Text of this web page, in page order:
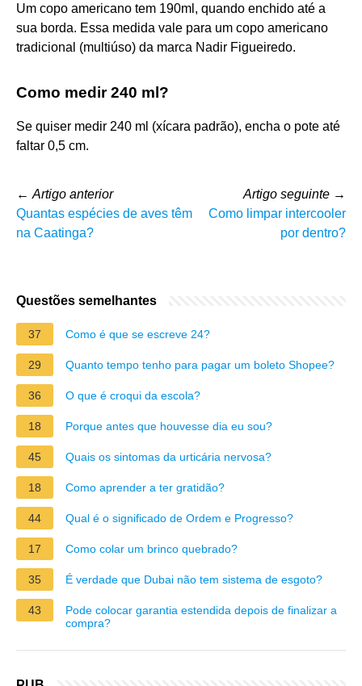
Um copo americano tem 190ml, quando enchido até a
sua borda. Essa medida vale para um copo americano
tradicional (multiúso) da marca Nadir Figueiredo.
Como medir 240 ml?
Se quiser medir 240 ml (xícara padrão), encha o pote até
faltar 0,5 cm.
← Artigo anterior
Quantas espécies de aves têm
na Caatinga?
Artigo seguinte →
Como limpar intercooler
por dentro?
Questões semelhantes
37 Como é que se escreve 24?
29 Quanto tempo tenho para pagar um boleto Shopee?
36 O que é croqui da escola?
18 Porque antes que houvesse dia eu sou?
45 Quais os sintomas da urticária nervosa?
18 Como aprender a ter gratidão?
44 Qual é o significado de Ordem e Progresso?
17 Como colar um brinco quebrado?
35 É verdade que Dubai não tem sistema de esgoto?
43
Pode colocar garantia estendida depois de finalizar a
compra?